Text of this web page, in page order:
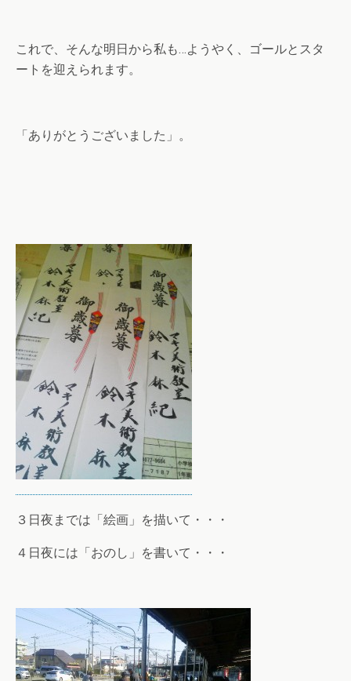
これで、そんな明日から私も…ようやく、ゴールとスタ
ートを迎えられます。
「ありがとうございました」。
３日夜までは「絵画」を描いて・・・
４日夜には「おのし」を書いて・・・